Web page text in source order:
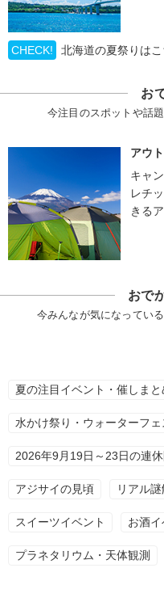
CHECK! 北海道の夏祭りはこ
お
今注目のスポットや話
アウ
キャ
レチ
きる
おで
今みんなが気になってい
夏の注目イベント・催しまと
水かけ祭り・ウォーターフェ
2026年9月19日～23日の連
アジサイの見頃 リアル
スイーツイベント お酒イ
プラネタリウム・天体観測